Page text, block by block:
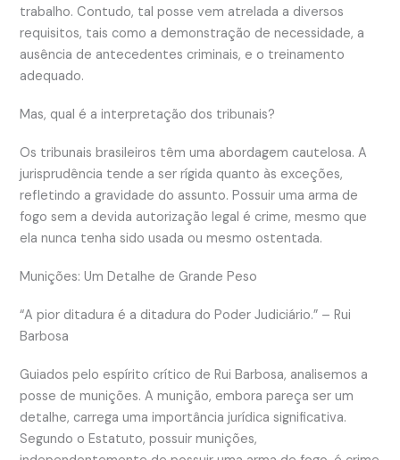
trabalho. Contudo, tal posse vem atrelada a diversos
requisitos, tais como a demonstração de necessidade, a
ausência de antecedentes criminais, e o treinamento
adequado.
Mas, qual é a interpretação dos tribunais?
Os tribunais brasileiros têm uma abordagem cautelosa. A
jurisprudência tende a ser rígida quanto às exceções,
refletindo a gravidade do assunto. Possuir uma arma de
fogo sem a devida autorização legal é crime, mesmo que
ela nunca tenha sido usada ou mesmo ostentada.
Munições: Um Detalhe de Grande Peso
“A pior ditadura é a ditadura do Poder Judiciário.” – Rui
Barbosa
Guiados pelo espírito crítico de Rui Barbosa, analisemos a
posse de munições. A munição, embora pareça ser um
detalhe, carrega uma importância jurídica significativa.
Segundo o Estatuto, possuir munições,